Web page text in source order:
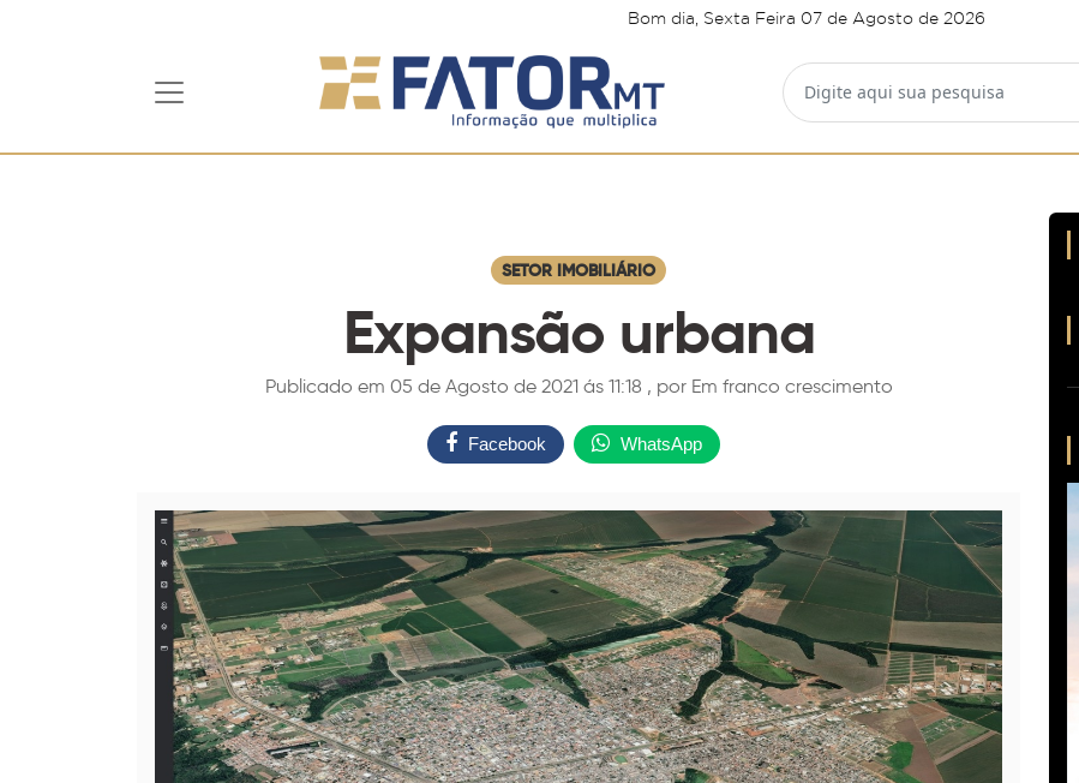
Bom dia, Sexta Feira 07 de Agosto de 2026
SETOR IMOBILIÁRIO
Expansão urbana
Publicado em 05 de Agosto de 2021 ás 11:18 , por ​​​​​​​Em franco crescimento
Facebook WhatsApp